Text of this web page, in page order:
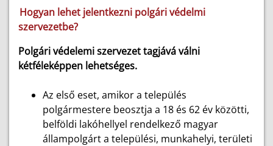
Hogyan lehet jelentkezni polgári védelmi
szervezetbe?
Polgári védelemi szervezet tagjává válni
kétféleképpen lehetséges.
Az első eset, amikor a település
polgármestere beosztja a 18 és 62 év közötti,
belföldi lakóhellyel rendelkező magyar
állampolgárt a települési, munkahelyi, területi